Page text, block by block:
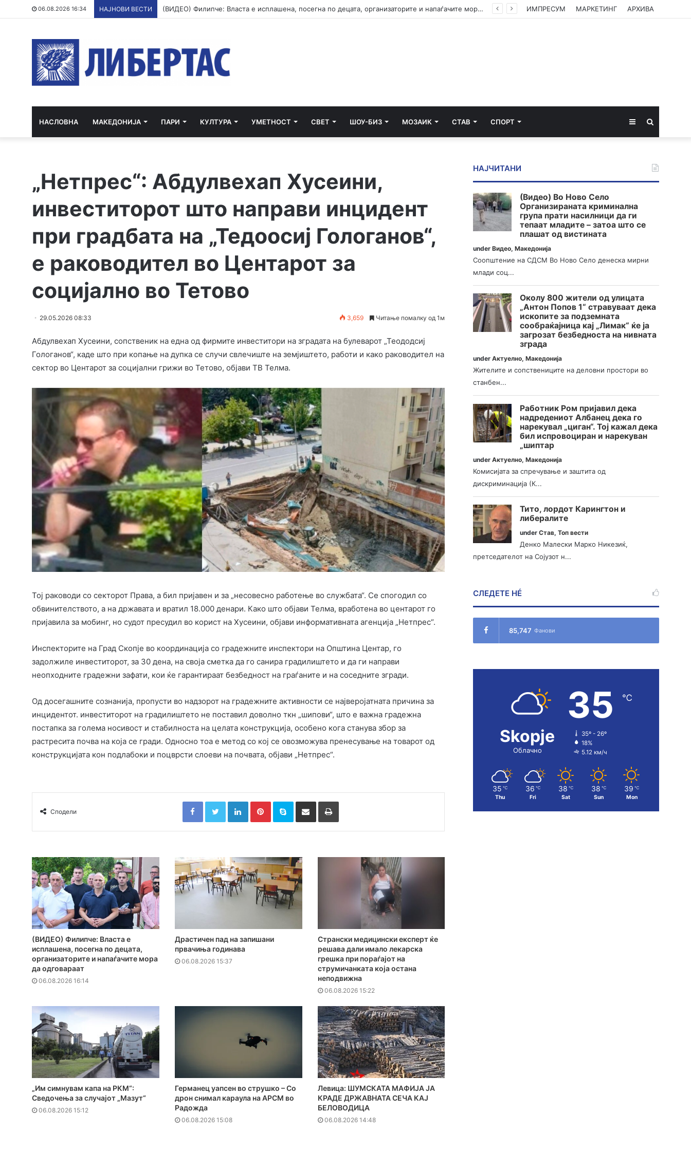
06.08.2026 16:34 НАЈНОВИ ВЕСТИ (ВИДЕО) Филипче: Власта е исплашена, посегна по децата, организаторите и напаѓачите мора да одговараат ИМПРЕСУМ МАРКЕТИНГ АРХИВА
НАСЛОВНА МАКЕДОНИЈА ПАРИ КУЛТУРА УМЕТНОСТ СВЕТ ШОУ-БИЗ МОЗАИК СТАВ СПОРТ Sidebar
„Нетпрес“: Абдулвехап Хусеини,
инвеститорот што направи инцидент
при градбата на „Тедоосиј Гологанов“,
е раководител во Центарот за
социјално во Тетово
29.05.2026 08:33 3,659 Читање помалку од 1м
Абдулвехап Хусеини, сопственик на една од фирмите инвеститори на зградата на булеварот „Теододсиј
Гологанов“, каде што при копање на дупка се случи свлечиште на зeмјиштето, работи и како раководител на
сектор во Центарот за социјални грижи во Тетово, објави ТВ Телма.
Тој раководи со секторот Права, а бил пријавен и за „несовесно работење во службата“. Се спогодил со
обвинителството, а на државата и вратил 18.000 денари. Како што објави Телма, вработена во центарот го
пријавила за мобинг, но судот пресудил во корист на Хусеини, објави информативната агенција „Нетпрес“.
Инспекторите на Град Скопје во координација со градежните инспектори на Општина Центар, го
задолжиле инвеститорот, за 30 дена, на своја сметка да го санира градилиштето и да ги направи
неопходните градежни зафати, кои ќе гарантираат безбедност на граѓаните и на соседните згради.
Од досегашните сознанија, пропусти во надзорот на градежните активности се најверојатната причина за
инцидентот. инвеститорот на градилиштето не поставил доволно ткн „шипови“, што е важна градежна
постапка за голема носивост и стабилноста на целата конструкција, особено кога станува збор за
растресита почва на која се гради. Односно тоа е метод со кој се овозможува пренесување на товарот од
конструкцијата кон подлабоки и поцврсти слоеви на почвата, објави „Нетпрес“.
Сподели
FacebookTwitterLinkedInPinterestSkype Сподели преку Е-маил Испринтај
(ВИДЕО) Филипче: Власта е
исплашена, посегна по децата,
организаторите и напаѓачите мора
да одговараат
06.08.2026 16:14
Драстичен пад на запишани
првачиња годинава
06.08.2026 15:37
Странски медицински експерт ќе
решава дали имало лекарска
грешка при пораѓајот на
струмичанката која остана
неподвижна
06.08.2026 15:22
„Им симнувам капа на РКМ“:
Сведочења за случајот „Мазут“
06.08.2026 15:12
Германец уапсен во струшко – Со
дрон снимал караула на АРСМ во
Радожда
06.08.2026 15:08
Левица: ШУМСКАТА МАФИЈА ЈА
КРАДЕ ДРЖАВНАТА СЕЧА КАЈ
БЕЛОВОДИЦА
06.08.2026 14:48
НАЈЧИТАНИ
(Видео) Во Ново Село
Организираната криминална
група прати насилници да ги
тепаат младите – затоа што се
плашат од вистината
underВидео,Македонија
Соопштение на СДСМ Во Ново Село денеска мирни
млади соц...
Околу 800 жители од улицата
„Антон Попов 1“ стравуваат дека
ископите за подземната
сообраќајница кај „Лимак“ ќе ја
загрозат безбедноста на нивната
зграда
underАктуелно,Македонија
Жителите и сопствениците на деловни простори во
станбен...
Работник Ром пријавил дека
надредениот Албанец дека го
нарекувал „циган“. Тој кажал дека
бил испровоциран и нарекуван
„шиптар
underАктуелно,Македонија
Комисијата за спречување и заштита од
дискриминација (К...
Тито, лордот Карингтон и
либералите
underСтав,Топ вести
Денко Малески Марко Никезиќ,
претседателот на Сојузот н...
СЛЕДЕТЕ НÉ
85,747 Фанови
Skopje
Облачно
35 ℃
35º - 26º
18%
5.12 км/ч
35 ℃
Thu
36 ℃
Fri
38 ℃
Sat
38 ℃
Sun
39 ℃
Mon